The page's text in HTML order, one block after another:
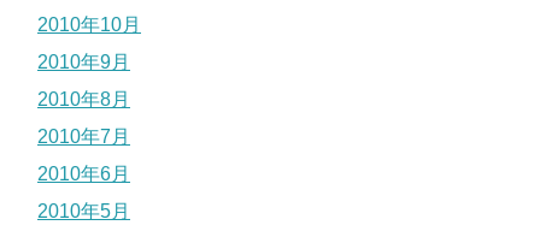
2010年10月
2010年9月
2010年8月
2010年7月
2010年6月
2010年5月